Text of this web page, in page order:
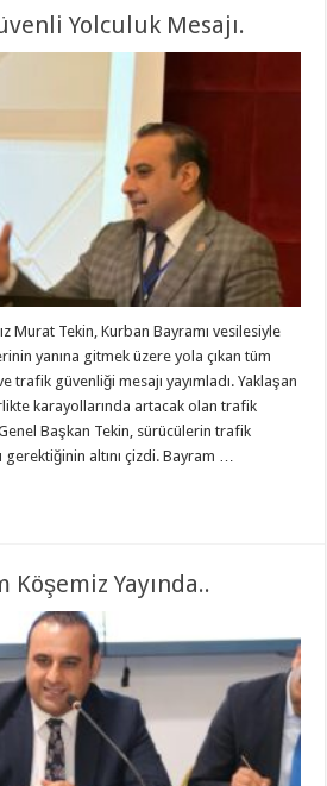
Yolculuk Mesajı.
Murat Tekin, Kurban Bayramı vesilesiyle
yanına gitmek üzere yola çıkan tüm
güvenliği mesajı yayımladı. Yaklaşan
karayollarında artacak olan trafik
Başkan Tekin, sürücülerin trafik
gerektiğinin altını çizdi. Bayram …
Yayında..